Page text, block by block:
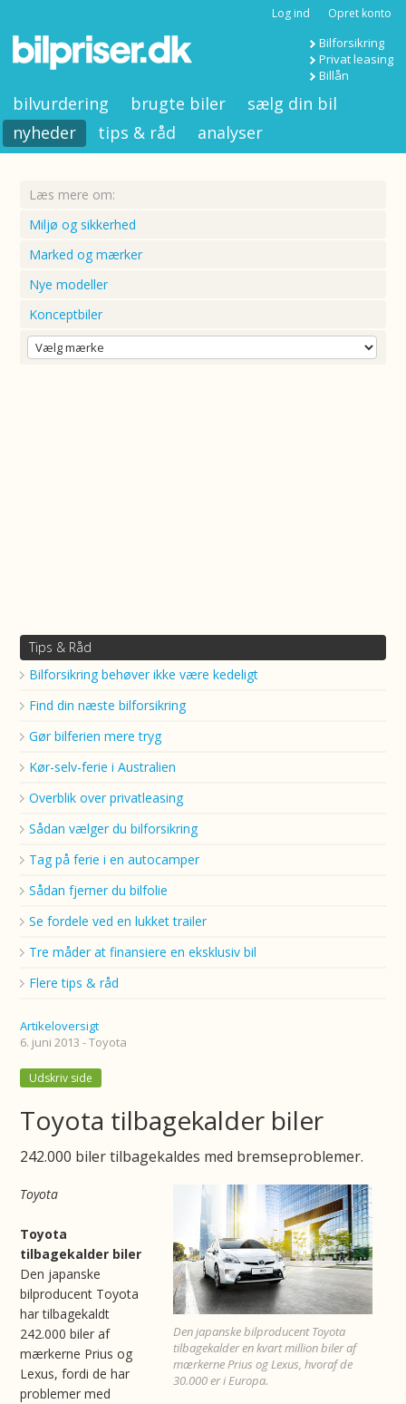
Log ind Opret konto
Bilforsikring
Privat leasing
Billån
bilvurdering brugte biler
sælg din bil
nyheder
tips & råd analyser
Læs mere om:
Miljø og sikkerhed
Marked og mærker
Nye modeller
Konceptbiler
Tips & Råd
Bilforsikring behøver ikke være kedeligt
Find din næste bilforsikring
Gør bilferien mere tryg
Kør-selv-ferie i Australien
Overblik over privatleasing
Sådan vælger du bilforsikring
Tag på ferie i en autocamper
Sådan fjerner du bilfolie
Se fordele ved en lukket trailer
Tre måder at finansiere en eksklusiv bil
Flere tips & råd
Artikeloversigt
6. juni 2013 - Toyota
Udskriv side
Toyota tilbagekalder biler
242.000 biler tilbagekaldes med bremseproblemer.
Den japanske bilproducent Toyota
tilbagekalder en kvart million biler af
mærkerne Prius og Lexus, hvoraf de
30.000 er i Europa.
Toyota
Toyota
tilbagekalder biler
Den japanske
bilproducent Toyota
har tilbagekaldt
242.000 biler af
mærkerne Prius og
Lexus, fordi de har
problemer med